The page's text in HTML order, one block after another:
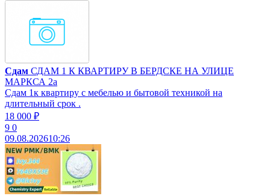
Сдам СДАМ 1 К КВАРТИРУ В БЕРДСКЕ НА УЛИЦЕ
МАРКСА 2а
Сдам 1к квартиру с мебелью и бытовой техникой на
длительный срок .
18 000 ₽
9 0
09.08.202610:26